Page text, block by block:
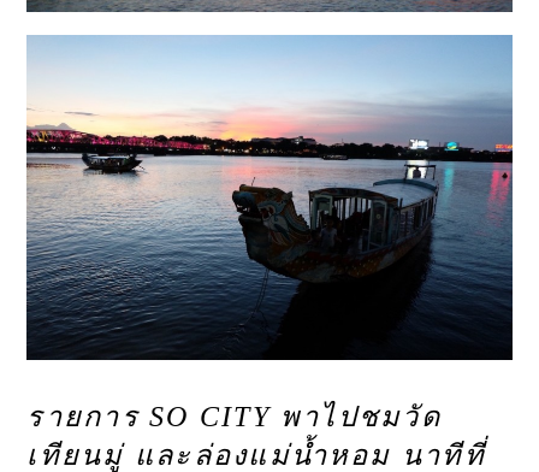
รายการ SO CITY พาไปชมวัด
เทียนมู่ และล่องแม่น้ำหอม นาทีที่